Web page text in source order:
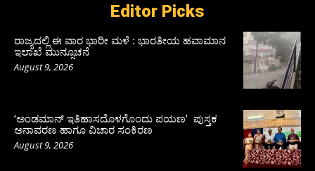
Editor Picks
ರಾಜ್ಯದಲ್ಲಿ ಈ ವಾರ ಭಾರೀ ಮಳೆ : ಭಾರತೀಯ ಹವಾಮಾನ
ಇಲಾಖೆ ಮುನ್ಸೂಚನೆ
August 9, 2026
‘ಅಂಡಮಾನ್ ಇತಿಹಾಸದೊಳಗೊಂದು ಪಯಣ’ ಪುಸ್ತಕ
ಅನಾವರಣ ಹಾಗೂ ವಿಚಾರ ಸಂಕಿರಣ
August 9, 2026